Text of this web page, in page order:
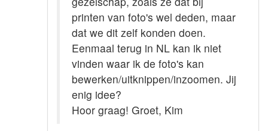
printen van foto's wel deden, maar
dat we dit zelf konden doen.
Eenmaal terug in NL kan ik niet
vinden waar ik de foto's kan
bewerken/uitknippen/inzoomen. Jij
enig idee?
Hoor graag! Groet, Kim